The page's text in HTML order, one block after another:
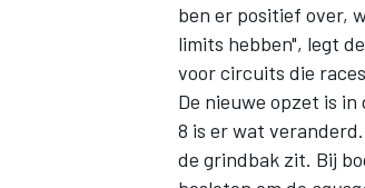
ben er positief over,
limits hebben", legt
voor circuits die
De nieuwe opzet is
8 is er wat
de grindbak zit. Bij